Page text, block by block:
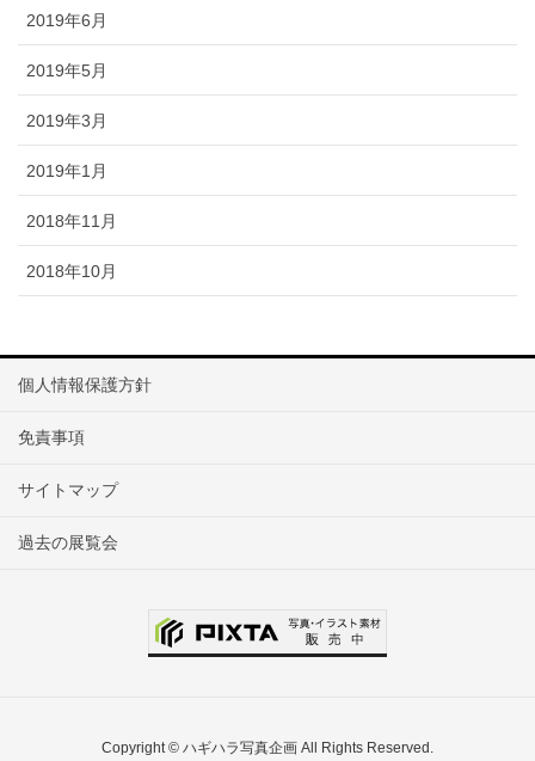
2019年6月
2019年5月
2019年3月
2019年1月
2018年11月
2018年10月
個人情報保護方針
免責事項
サイトマップ
過去の展覧会
Copyright © ハギハラ写真企画 All Rights Reserved.